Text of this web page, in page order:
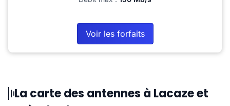
Voir les forfaits
La carte des antennes à Lacaze et